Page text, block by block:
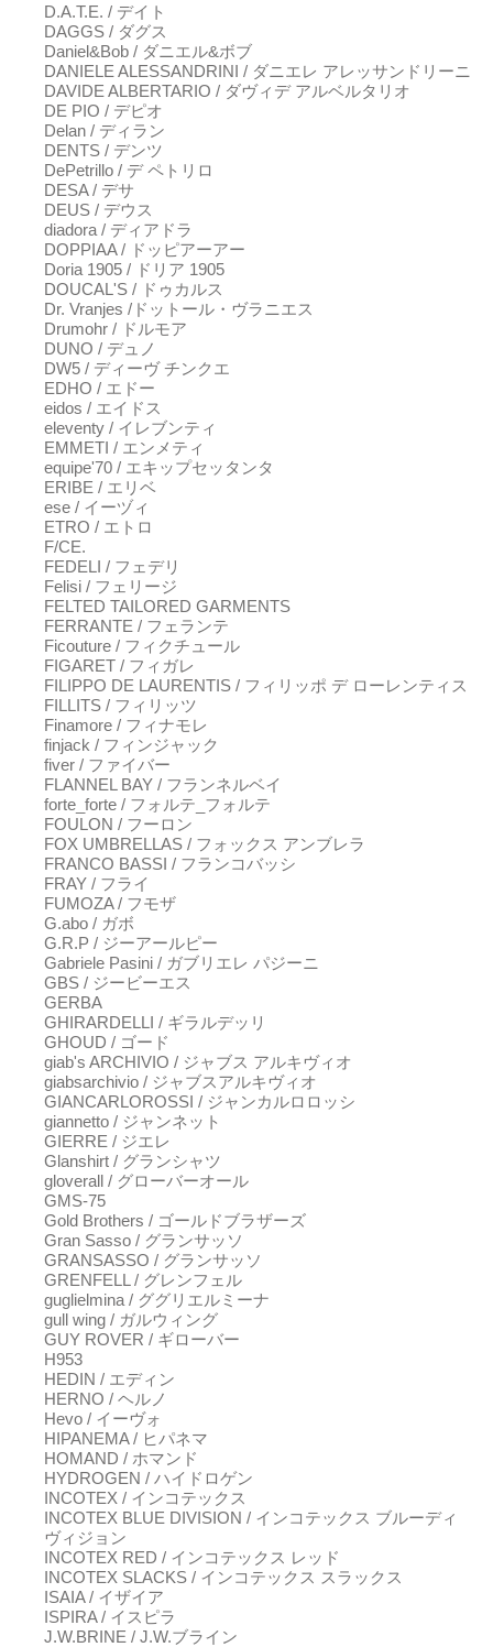
D.A.T.E. / デイト
DAGGS / ダグス
Daniel&Bob / ダニエル&ボブ
DANIELE ALESSANDRINI / ダニエレ アレッサンドリーニ
DAVIDE ALBERTARIO / ダヴィデ アルベルタリオ
DE PIO / デピオ
Delan / ディラン
DENTS / デンツ
DePetrillo / デ ペトリロ
DESA / デサ
DEUS / デウス
diadora / ディアドラ
DOPPIAA / ドッピアーアー
Doria 1905 / ドリア 1905
DOUCAL'S / ドゥカルス
Dr. Vranjes /ドットール・ヴラニエス
Drumohr / ドルモア
DUNO / デュノ
DW5 / ディーヴ チンクエ
EDHO / エドー
eidos / エイドス
eleventy / イレブンティ
EMMETI / エンメティ
equipe'70 / エキップセッタンタ
ERIBE / エリベ
ese / イーヅィ
ETRO / エトロ
F/CE.
FEDELI / フェデリ
Felisi / フェリージ
FELTED TAILORED GARMENTS
FERRANTE / フェランテ
Ficouture / フィクチュール
FIGARET / フィガレ
FILIPPO DE LAURENTIS / フィリッポ デ ローレンティス
FILLITS / フィリッツ
Finamore / フィナモレ
finjack / フィンジャック
fiver / ファイバー
FLANNEL BAY / フランネルベイ
forte_forte / フォルテ_フォルテ
FOULON / フーロン
FOX UMBRELLAS / フォックス アンブレラ
FRANCO BASSI / フランコバッシ
FRAY / フライ
FUMOZA / フモザ
G.abo / ガボ
G.R.P / ジーアールピー
Gabriele Pasini / ガブリエレ パジーニ
GBS / ジービーエス
GERBA
GHIRARDELLI / ギラルデッリ
GHOUD / ゴード
giab's ARCHIVIO / ジャブス アルキヴィオ
giabsarchivio / ジャブスアルキヴィオ
GIANCARLOROSSI / ジャンカルロロッシ
giannetto / ジャンネット
GIERRE / ジエレ
Glanshirt / グランシャツ
gloverall / グローバーオール
GMS-75
Gold Brothers / ゴールドブラザーズ
Gran Sasso / グランサッソ
GRANSASSO / グランサッソ
GRENFELL / グレンフェル
guglielmina / ググリエルミーナ
gull wing / ガルウィング
GUY ROVER / ギローバー
H953
HEDIN / エディン
HERNO / ヘルノ
Hevo / イーヴォ
HIPANEMA / ヒパネマ
HOMAND / ホマンド
HYDROGEN / ハイドロゲン
INCOTEX / インコテックス
INCOTEX BLUE DIVISION / インコテックス ブルーディ
ヴィジョン
INCOTEX RED / インコテックス レッド
INCOTEX SLACKS / インコテックス スラックス
ISAIA / イザイア
ISPIRA / イスピラ
J.W.BRINE / J.W.ブライン